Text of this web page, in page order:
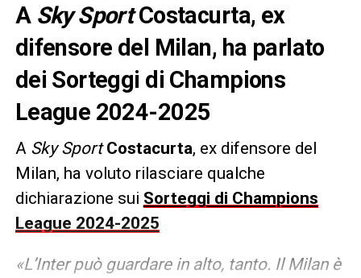
A Sky SportCostacurta, ex
difensore del Milan, ha parlato
dei Sorteggi di Champions
League 2024-2025
A Sky Sport Costacurta, ex difensore del
Milan, ha voluto rilasciare qualche
dichiarazione sui Sorteggi di Champions
League 2024-2025
«L’Inter può guardare in alto, tanto. Il Milan è